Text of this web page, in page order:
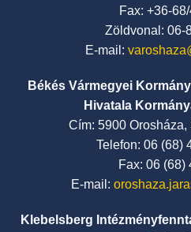
Fax: +36-
Zöldvonal: 06-
E-mail:
Békés Vármegyei
Hivatala
Cím: 5900 Orosháza,
Telefon: 06 (68)
Fax: 06 (68)
E-mail:
Klebelsberg